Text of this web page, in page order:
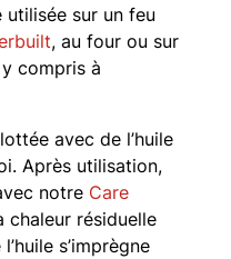
utilisée sur un feu
, au four ou sur
compris à
avec de l’huile
Après utilisation,
notre Care
résiduelle
s’imprègne